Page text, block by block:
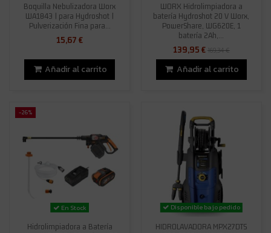
Boquilla Nebulizadora Worx
WA1843 | para Hydroshot |
Pulverización Fina para...
15,67 €
Añadir al carrito
WORX Hidrolimpiadora a
batería Hydroshot 20 V Worx,
PowerShare, WG620E, 1
batería 2Ah,...
139,95 €169,34 €
Añadir al carrito
-26%
En Stock
Hidrolimpiadora a Batería
Disponible bajo pedido
HIDROLAVADORA MPX27DTS